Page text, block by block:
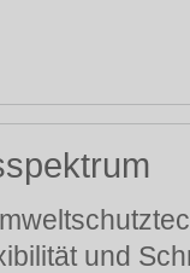
und